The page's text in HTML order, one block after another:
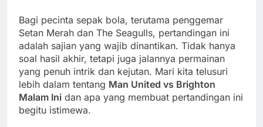
Bagi pecinta sepak bola, terutama penggemar
Setan Merah dan The Seagulls, pertandingan ini
adalah sajian yang wajib dinantikan. Tidak hanya
soal hasil akhir, tetapi juga jalannya permainan
yang penuh intrik dan kejutan. Mari kita telusuri
lebih dalam tentang Man United vs Brighton
Malam Ini dan apa yang membuat pertandingan ini
begitu istimewa.